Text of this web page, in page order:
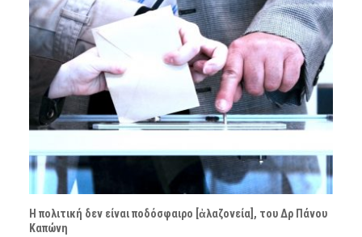
Η πολιτική δεν είναι ποδόσφαιρο [ἀλαζονεία], του Δρ Πάνου
Καπώνη